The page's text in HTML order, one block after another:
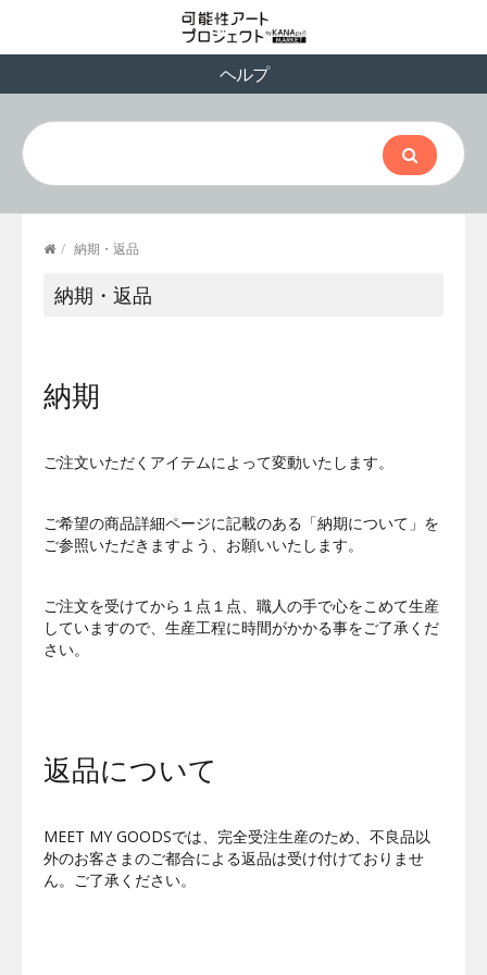
ヘルプ
/ 納期・返品
納期・返品
納期
ご注文いただくアイテムによって変動いたします。
ご希望の商品詳細ページに記載のある「納期について」を
ご参照いただきますよう、お願いいたします。
ご注文を受けてから１点１点、職人の手で心をこめて生産
していますので、生産工程に時間がかかる事をご了承くだ
さい。
返品について
MEET MY GOODSでは、完全受注生産のため、不良品以
外のお客さまのご都合による返品は受け付けておりませ
ん。ご了承ください。